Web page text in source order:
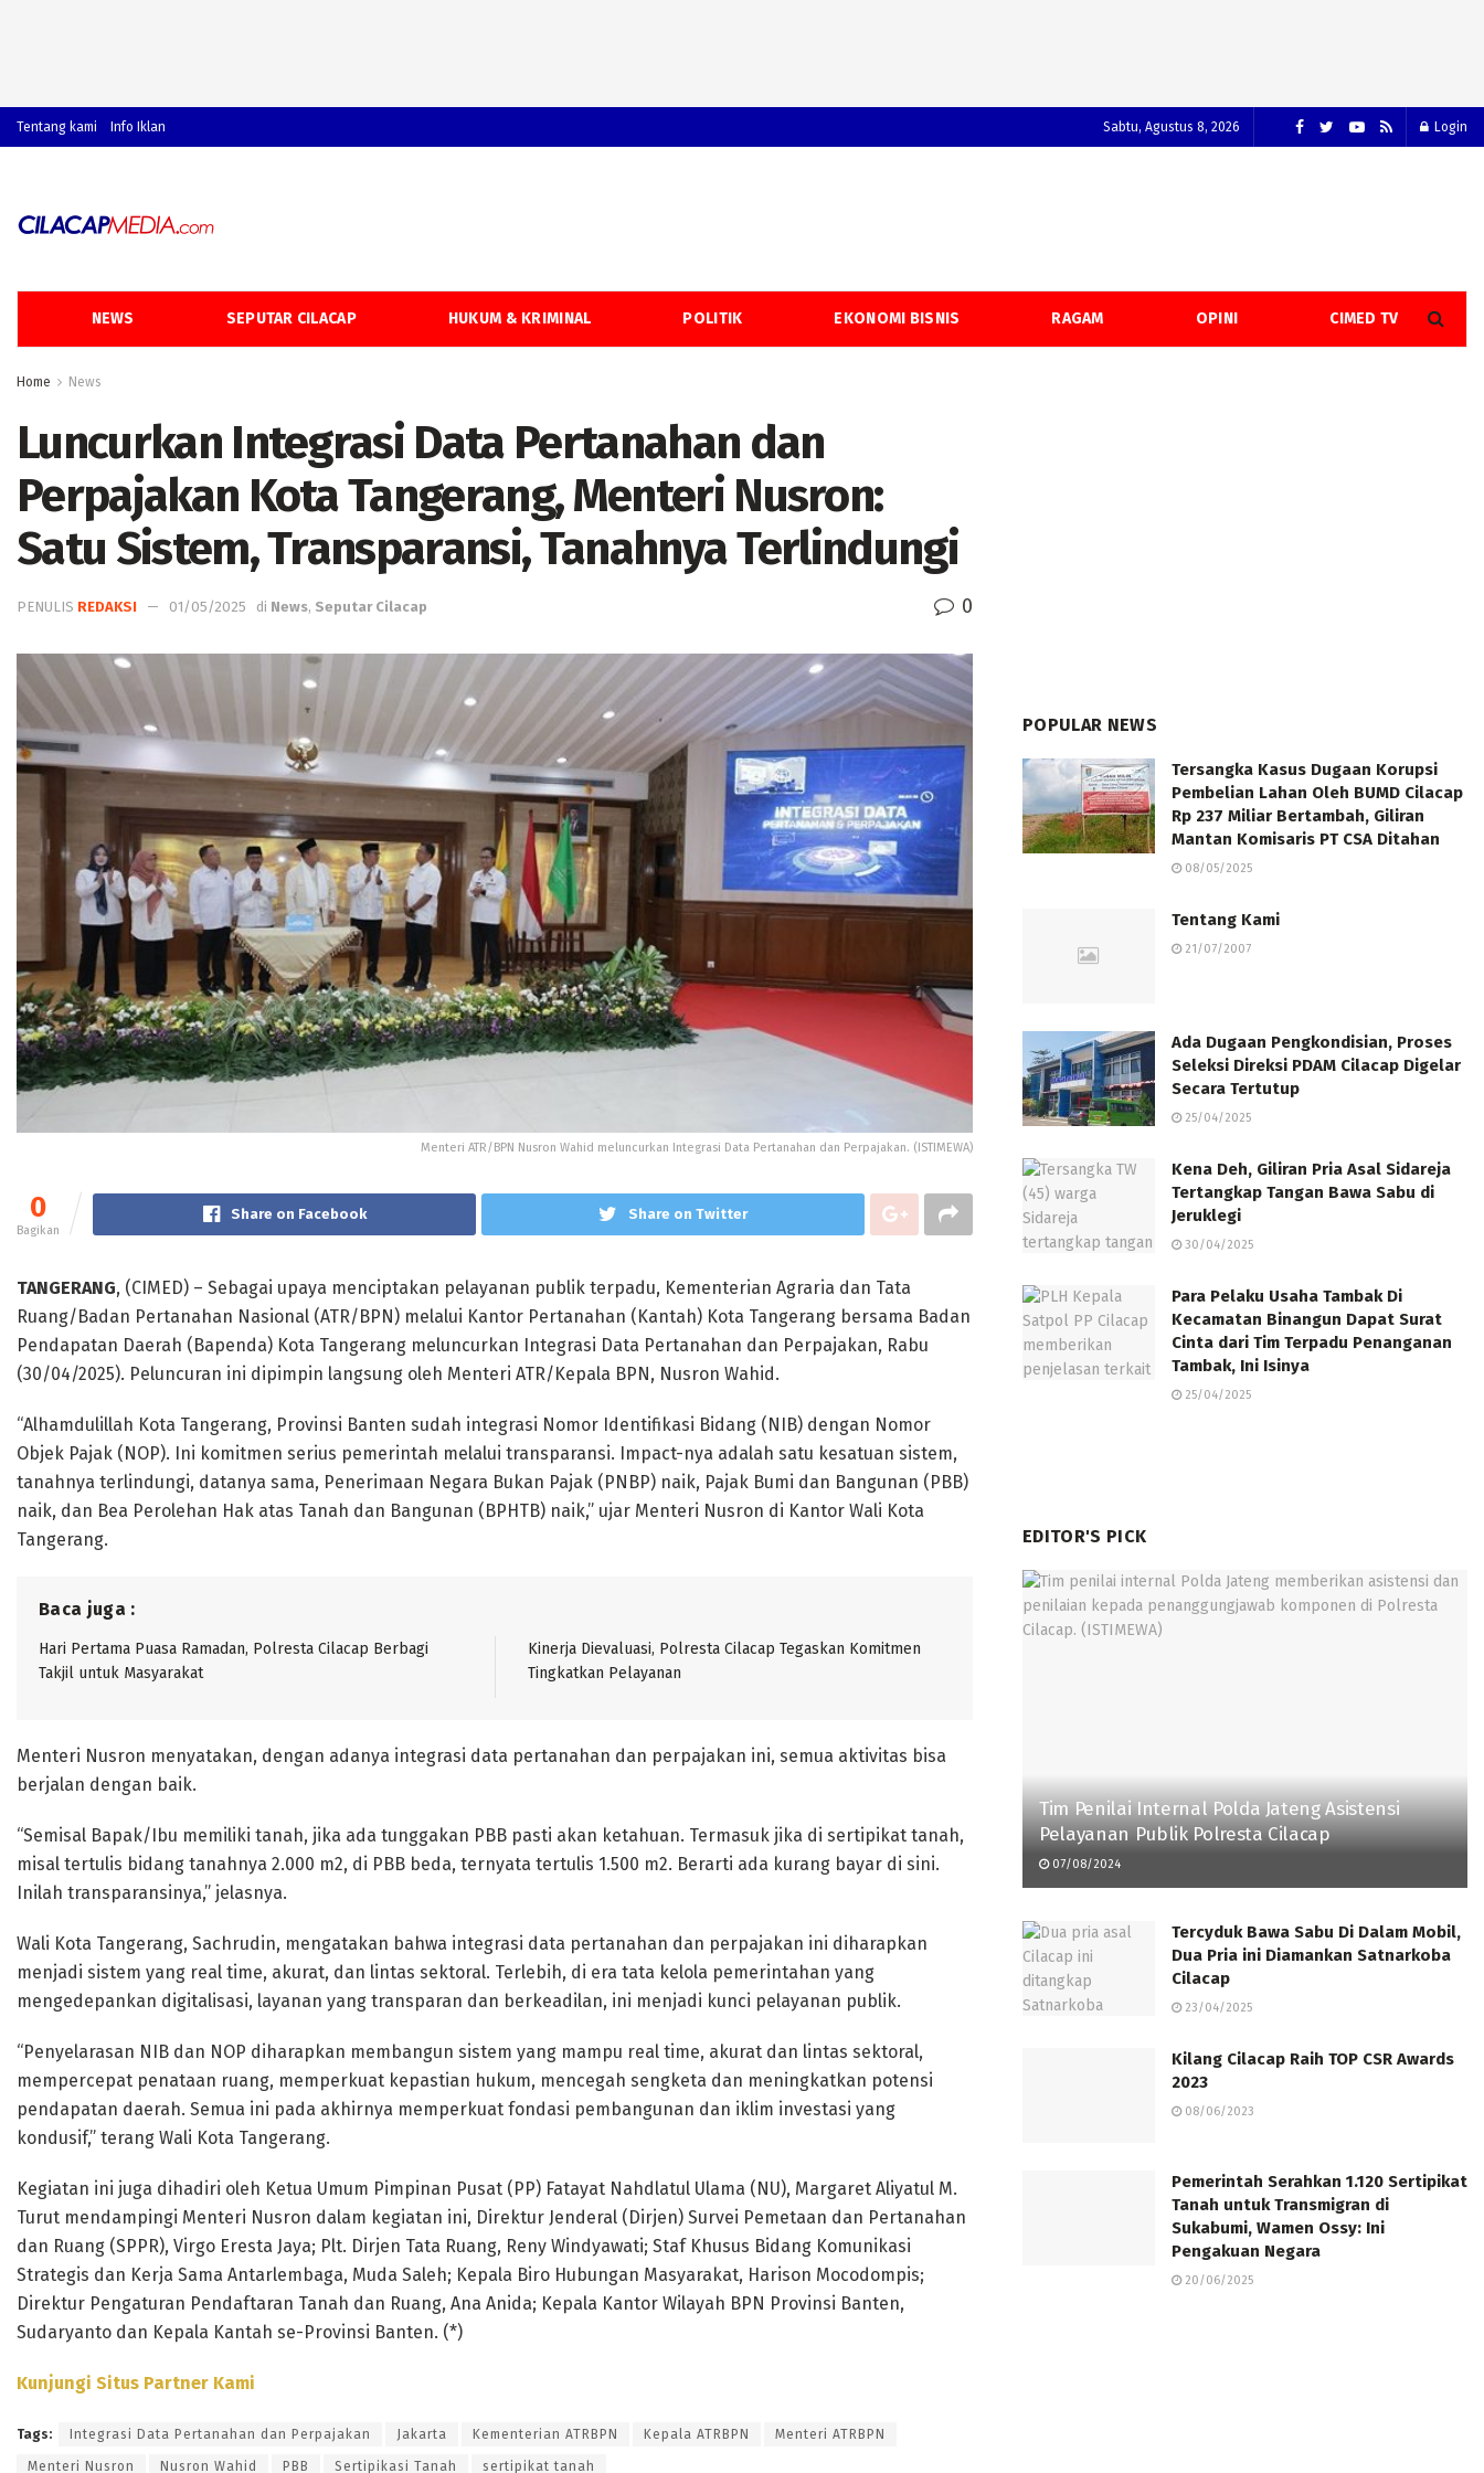
Tentang kami Info Iklan Sabtu, Agustus 8, 2026 Login
NEWS SEPUTAR CILACAP HUKUM & KRIMINAL POLITIK EKONOMI BISNIS RAGAM OPINI CIMED TV
Home News
Luncurkan Integrasi Data Pertanahan dan
Perpajakan Kota Tangerang, Menteri Nusron:
Satu Sistem, Transparansi, Tanahnya Terlindungi
PENULIS REDAKSI 01/05/2025 di News, Seputar Cilacap 0
Menteri ATR/BPN Nusron Wahid meluncurkan Integrasi Data Pertanahan dan Perpajakan. (ISTIMEWA)
0
Bagikan
Share on Facebook Share on Twitter
TANGERANG, (CIMED) – Sebagai upaya menciptakan pelayanan publik terpadu, Kementerian Agraria dan Tata
Ruang/Badan Pertanahan Nasional (ATR/BPN) melalui Kantor Pertanahan (Kantah) Kota Tangerang bersama Badan
Pendapatan Daerah (Bapenda) Kota Tangerang meluncurkan Integrasi Data Pertanahan dan Perpajakan, Rabu
(30/04/2025). Peluncuran ini dipimpin langsung oleh Menteri ATR/Kepala BPN, Nusron Wahid.
“Alhamdulillah Kota Tangerang, Provinsi Banten sudah integrasi Nomor Identifikasi Bidang (NIB) dengan Nomor
Objek Pajak (NOP). Ini komitmen serius pemerintah melalui transparansi. Impact-nya adalah satu kesatuan sistem,
tanahnya terlindungi, datanya sama, Penerimaan Negara Bukan Pajak (PNBP) naik, Pajak Bumi dan Bangunan (PBB)
naik, dan Bea Perolehan Hak atas Tanah dan Bangunan (BPHTB) naik,” ujar Menteri Nusron di Kantor Wali Kota
Tangerang.
Baca juga :
Hari Pertama Puasa Ramadan, Polresta Cilacap Berbagi
Takjil untuk Masyarakat
Kinerja Dievaluasi, Polresta Cilacap Tegaskan Komitmen
Tingkatkan Pelayanan
Menteri Nusron menyatakan, dengan adanya integrasi data pertanahan dan perpajakan ini, semua aktivitas bisa
berjalan dengan baik.
“Semisal Bapak/Ibu memiliki tanah, jika ada tunggakan PBB pasti akan ketahuan. Termasuk jika di sertipikat tanah,
misal tertulis bidang tanahnya 2.000 m2, di PBB beda, ternyata tertulis 1.500 m2. Berarti ada kurang bayar di sini.
Inilah transparansinya,” jelasnya.
Wali Kota Tangerang, Sachrudin, mengatakan bahwa integrasi data pertanahan dan perpajakan ini diharapkan
menjadi sistem yang real time, akurat, dan lintas sektoral. Terlebih, di era tata kelola pemerintahan yang
mengedepankan digitalisasi, layanan yang transparan dan berkeadilan, ini menjadi kunci pelayanan publik.
“Penyelarasan NIB dan NOP diharapkan membangun sistem yang mampu real time, akurat dan lintas sektoral,
mempercepat penataan ruang, memperkuat kepastian hukum, mencegah sengketa dan meningkatkan potensi
pendapatan daerah. Semua ini pada akhirnya memperkuat fondasi pembangunan dan iklim investasi yang
kondusif,” terang Wali Kota Tangerang.
Kegiatan ini juga dihadiri oleh Ketua Umum Pimpinan Pusat (PP) Fatayat Nahdlatul Ulama (NU), Margaret Aliyatul M.
Turut mendampingi Menteri Nusron dalam kegiatan ini, Direktur Jenderal (Dirjen) Survei Pemetaan dan Pertanahan
dan Ruang (SPPR), Virgo Eresta Jaya; Plt. Dirjen Tata Ruang, Reny Windyawati; Staf Khusus Bidang Komunikasi
Strategis dan Kerja Sama Antarlembaga, Muda Saleh; Kepala Biro Hubungan Masyarakat, Harison Mocodompis;
Direktur Pengaturan Pendaftaran Tanah dan Ruang, Ana Anida; Kepala Kantor Wilayah BPN Provinsi Banten,
Sudaryanto dan Kepala Kantah se-Provinsi Banten. (*)
Kunjungi Situs Partner Kami
Tags: Integrasi Data Pertanahan dan Perpajakan Jakarta Kementerian ATRBPN Kepala ATRBPN Menteri ATRBPN
Menteri Nusron Nusron Wahid PBB Sertipikasi Tanah sertipikat tanah
POPULAR NEWS
Tersangka Kasus Dugaan Korupsi
Pembelian Lahan Oleh BUMD Cilacap
Rp 237 Miliar Bertambah, Giliran
Mantan Komisaris PT CSA Ditahan
08/05/2025
Tentang Kami
21/07/2007
Ada Dugaan Pengkondisian, Proses
Seleksi Direksi PDAM Cilacap Digelar
Secara Tertutup
25/04/2025
Kena Deh, Giliran Pria Asal Sidareja
Tertangkap Tangan Bawa Sabu di
Jeruklegi
30/04/2025
Para Pelaku Usaha Tambak Di
Kecamatan Binangun Dapat Surat
Cinta dari Tim Terpadu Penanganan
Tambak, Ini Isinya
25/04/2025
EDITOR'S PICK
Tim Penilai Internal Polda Jateng Asistensi
Pelayanan Publik Polresta Cilacap
07/08/2024
Tercyduk Bawa Sabu Di Dalam Mobil,
Dua Pria ini Diamankan Satnarkoba
Cilacap
23/04/2025
Kilang Cilacap Raih TOP CSR Awards
2023
08/06/2023
Pemerintah Serahkan 1.120 Sertipikat
Tanah untuk Transmigran di
Sukabumi, Wamen Ossy: Ini
Pengakuan Negara
20/06/2025